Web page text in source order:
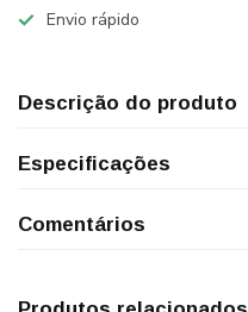
Envio rápido
Descrição do produto
Especificações
Comentários